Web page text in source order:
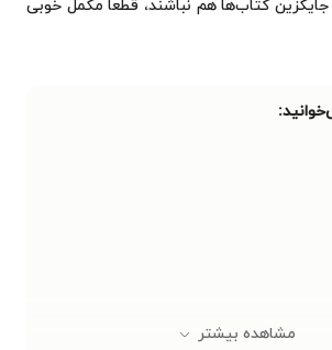
مشاهده بیشتر